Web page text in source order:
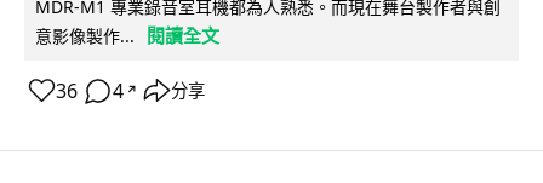
MDR-M1 專業錄音室耳機都為人熟悉。而現在舞台製作者與創
意影像製作...
閱讀全文
36 4 ↗ 分享